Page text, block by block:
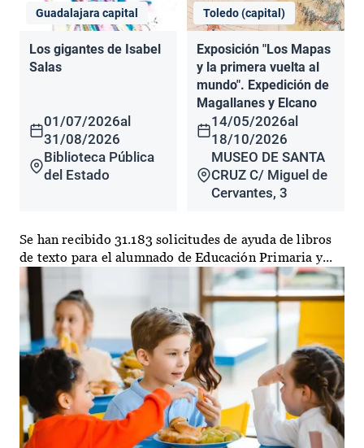
Guadalajara capital
Los gigantes de Isabel
Salas
01/07/2026al
31/08/2026
Biblioteca Pública
del Estado
Toledo (capital)
Exposición "Los Mapas
y la primera vuelta al
mundo". Expedición de
Magallanes y Elcano
14/05/2026al
18/10/2026
MUSEO DE SANTA
CRUZ C/ Miguel de
Cervantes, 3
Se han recibido 31.183 solicitudes de ayuda de libros
de texto para el alumnado de Educación Primaria y...